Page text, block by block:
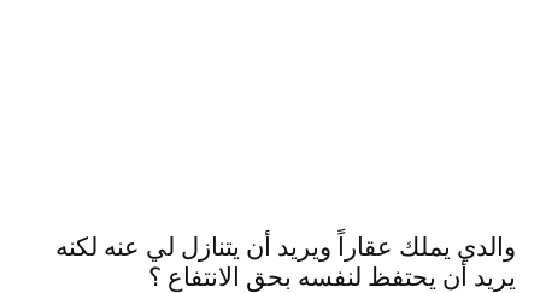
والدي يملك عقاراً ويريد أن يتنازل لي عنه لكنه
يريد أن يحتفظ لنفسه بحق الانتفاع ؟